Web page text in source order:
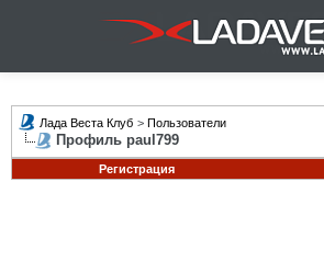
Лада Веста Клуб > Пользователи
Профиль paul799
Регистрация